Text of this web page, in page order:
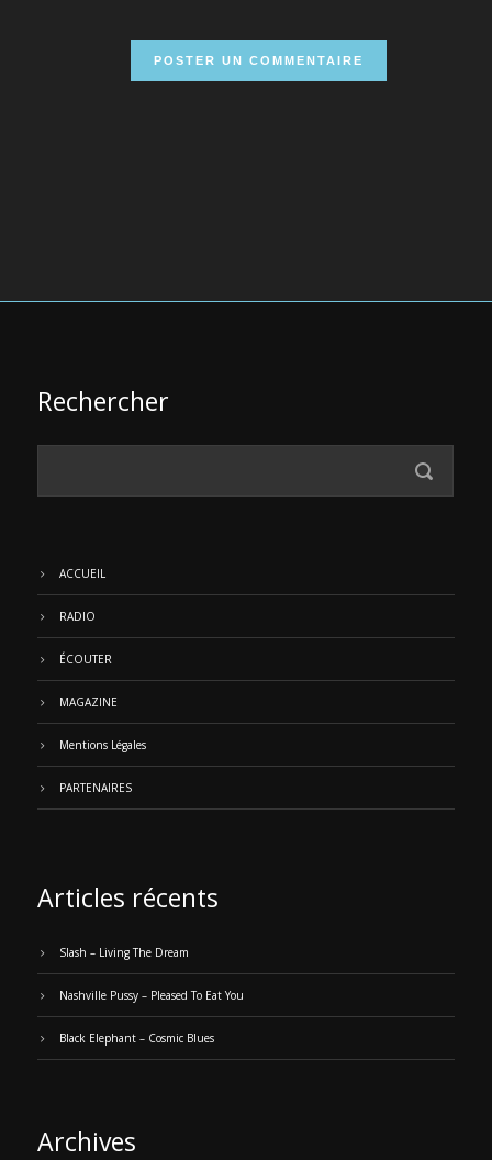
Rechercher
ACCUEIL
RADIO
ÉCOUTER
MAGAZINE
Mentions Légales
PARTENAIRES
Articles récents
Slash – Living The Dream
Nashville Pussy – Pleased To Eat You
Black Elephant – Cosmic Blues
Archives